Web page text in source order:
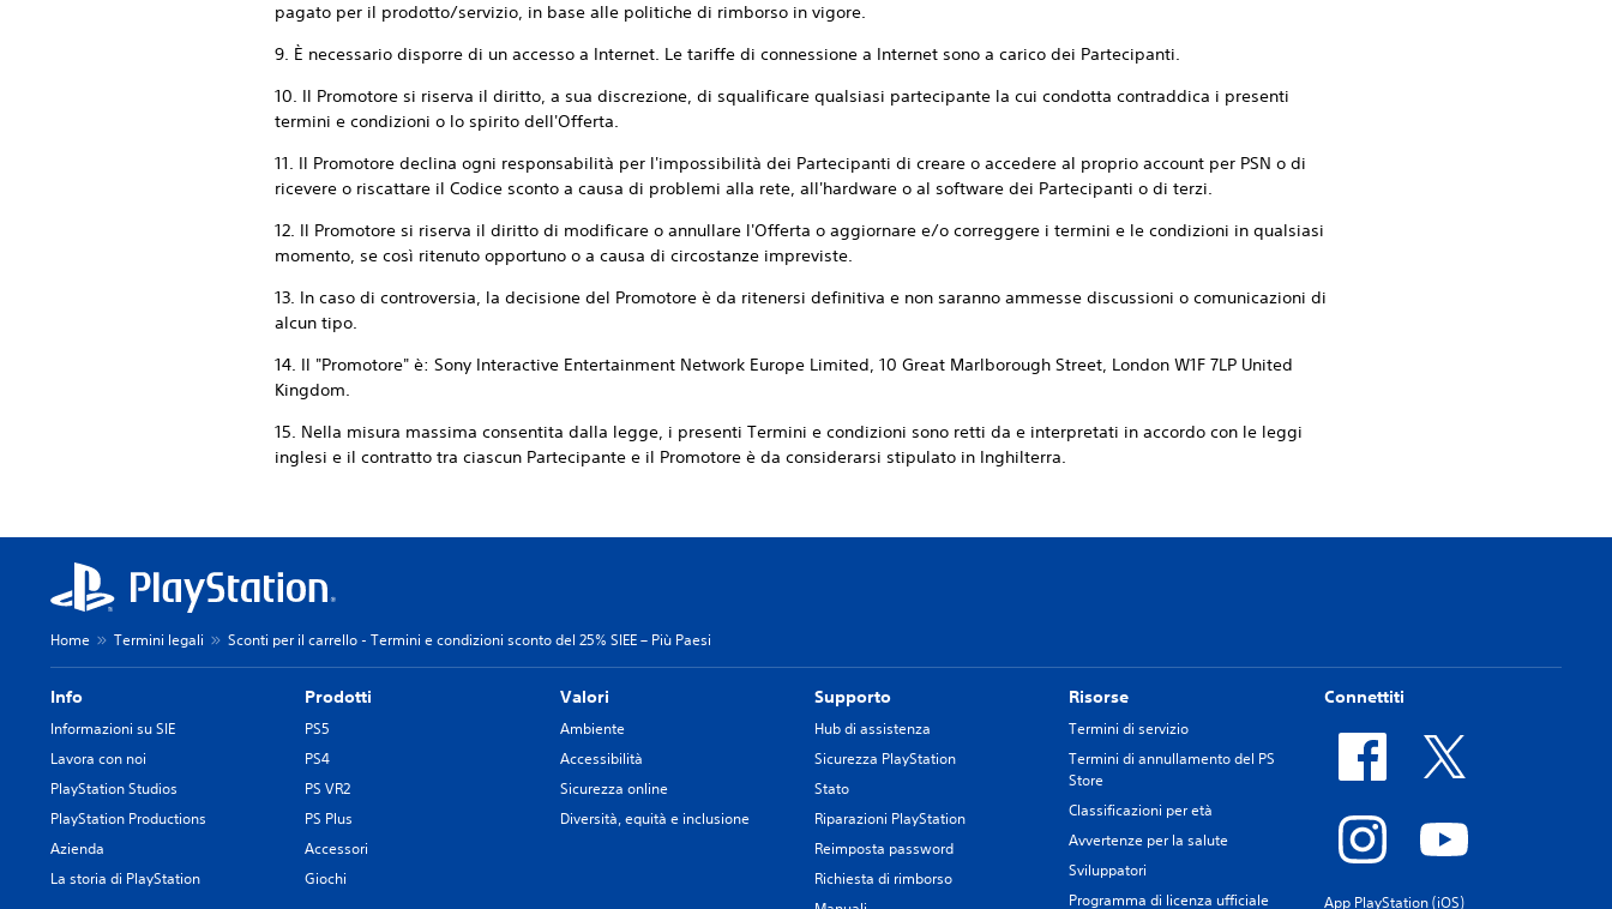
pagato per il prodotto/servizio, in base alle politiche di rimborso in vigore.
9. È necessario disporre di un accesso a Internet. Le tariffe di connessione a Internet sono a carico dei Partecipanti.
10. Il Promotore si riserva il diritto, a sua discrezione, di squalificare qualsiasi partecipante la cui condotta contraddica i presenti
termini e condizioni o lo spirito dell'Offerta.
11. Il Promotore declina ogni responsabilità per l'impossibilità dei Partecipanti di creare o accedere al proprio account per PSN o di
ricevere o riscattare il Codice sconto a causa di problemi alla rete, all'hardware o al software dei Partecipanti o di terzi.
12. Il Promotore si riserva il diritto di modificare o annullare l'Offerta o aggiornare e/o correggere i termini e le condizioni in qualsiasi
momento, se così ritenuto opportuno o a causa di circostanze impreviste.
13. In caso di controversia, la decisione del Promotore è da ritenersi definitiva e non saranno ammesse discussioni o comunicazioni di
alcun tipo.
14. Il "Promotore" è: Sony Interactive Entertainment Network Europe Limited, 10 Great Marlborough Street, London W1F 7LP United
Kingdom.
15. Nella misura massima consentita dalla legge, i presenti Termini e condizioni sono retti da e interpretati in accordo con le leggi
inglesi e il contratto tra ciascun Partecipante e il Promotore è da considerarsi stipulato in Inghilterra.
Home Termini legali Sconti per il carrello - Termini e condizioni sconto del 25% SIEE – Più Paesi
Info
Informazioni su SIE
Lavora con noi
PlayStation Studios
PlayStation Productions
Azienda
La storia di PlayStation
Prodotti
PS5
PS4
PS VR2
PS Plus
Accessori
Giochi
Valori
Ambiente
Accessibilità
Sicurezza online
Diversità, equità e inclusione
Supporto
Hub di assistenza
Sicurezza PlayStation
Stato
Riparazioni PlayStation
Reimposta password
Richiesta di rimborso
Risorse
Termini di servizio
Termini di annullamento del PS
Store
Classificazioni per età
Avvertenze per la salute
Sviluppatori
Programma di licenza ufficiale
Connettiti
App PlayStation (iOS)